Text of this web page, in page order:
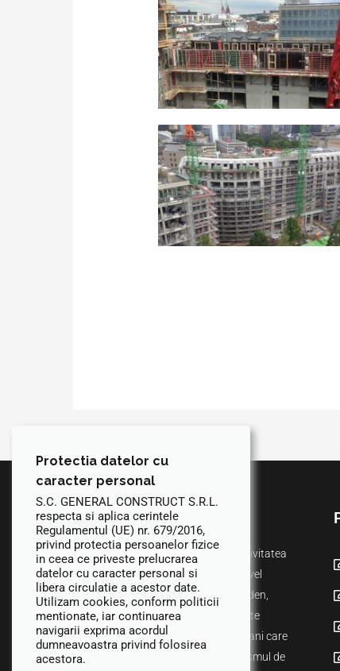
Despre noi
Societatea General Construct isi desfasoara activitatea
din constructii atat pe plan autohton, cat si la nivel
international, prin intermediul subsidiarei din Hilden,
Germania. Numarul mare de santiere din tara este
completat de colaborarile cu antreprenorii germani care
apreciaza calitatea lucrarilor, dar si profesionalismul de
Protectia datelor cu
caracter personal
S.C. GENERAL CONSTRUCT S.R.L.
respecta si aplica cerintele
Regulamentul (UE) nr. 679/2016,
privind protectia persoanelor fizice
in ceea ce priveste prelucrarea
datelor cu caracter personal si
libera circulatie a acestor date.
Utilizam cookies, conform politicii
mentionate, iar continuarea
navigarii exprima acordul
dumneavoastra privind folosirea
acestora.